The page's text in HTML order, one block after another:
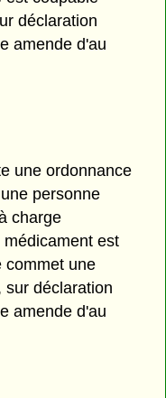
déclaration
amende d'au
une ordonnance
personne
charge
est
commet une
sur déclaration
amende d'au